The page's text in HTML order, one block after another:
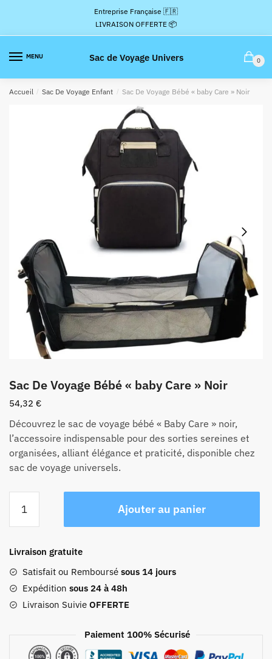
la
navigation
contenu
Entreprise Française 🇫🇷
LIVRAISON OFFERTE 📦
MENU Sac de Voyage Univers 0
Accueil / Sac De Voyage Enfant / Sac De Voyage Bébé « baby Care » Noir
Sac De Voyage Bébé « baby Care » Noir
54,32 €
Découvrez le sac de voyage bébé « Baby Care » noir,
l’accessoire indispensable pour des sorties sereines et
organisées, alliant élégance et praticité, disponible chez
sac de voyage universels.
Sac
Voyage
Bébé
"baby
Care"
Ajouter au panier
Livraison gratuite
Satisfait ou Remboursé sous 14 jours
Expédition sous 24 à 48h
Livraison Suivie OFFERTE
Paiement 100% Sécurisé